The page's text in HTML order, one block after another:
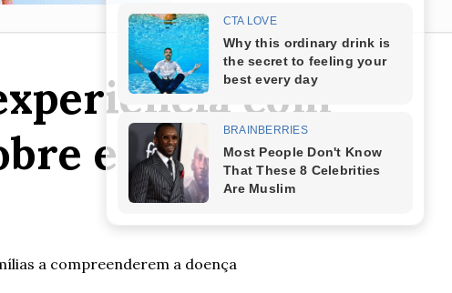
com
empatia e
a compreenderem a doença